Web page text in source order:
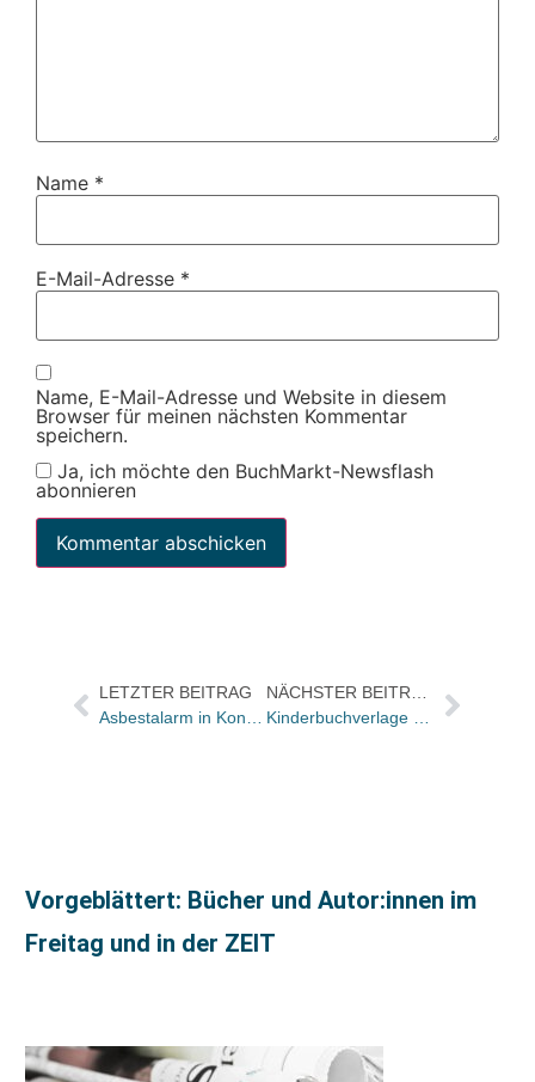
Name *
E-Mail-Adresse *
Name, E-Mail-Adresse und Website in diesem
Browser für meinen nächsten Kommentar
speichern.
Ja, ich möchte den BuchMarkt-Newsflash
abonnieren
LETZTER BEITRAG
Vorgeblättert: Bücher und Autor:innen im
Freitag und in der ZEIT